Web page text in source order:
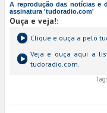
A reprodução das notícias e
assinatura 'tudoradio.com'
Ouça e veja!:
Clique e ouça a pelo
Veja e ouça aqui a
tudoradio.com.